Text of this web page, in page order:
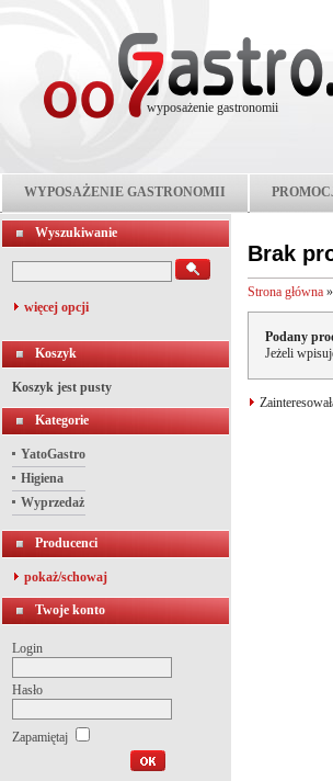
wyposażenie gastronomii
WYPOSAŻENIE GASTRONOMII
Wyszukiwanie
więcej opcji
Koszyk
Koszyk jest pusty
Kategorie
YatoGastro
Higiena
Wyprzedaż
Producenci
pokaż/schowaj
Twoje konto
Login
Hasło
Zapamiętaj
Brak
Strona główna »
Podany
Jeżeli